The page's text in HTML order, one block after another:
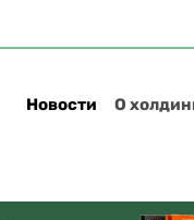
Новости О